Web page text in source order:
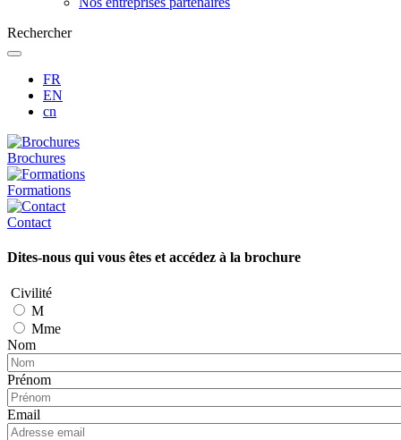
Rechercher
FR
EN
cn
Brochures
Formations
Contact
Dites-nous qui vous êtes et accédez à la brochure
Civilité
M
Mme
Nom
Prénom
Email